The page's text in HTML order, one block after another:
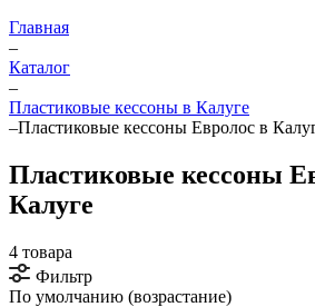
Главная
–
Каталог
–
Пластиковые кессоны в Калуге
–Пластиковые кессоны Евролос в
Пластиковые кессоны
Калуге
4 товара
Фильтр
По умолчанию (возрастание)